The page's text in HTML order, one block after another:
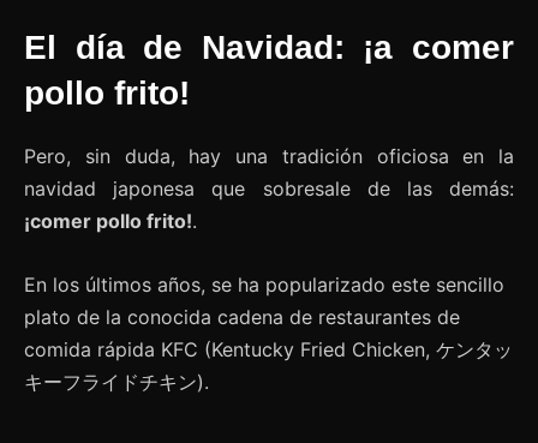
El día de Navidad: ¡a comer
pollo frito!
Pero, sin duda, hay una tradición oficiosa en la
navidad japonesa que sobresale de las demás:
¡comer pollo frito!.
En los últimos años, se ha popularizado este sencillo
plato de la conocida cadena de restaurantes de
comida rápida KFC (Kentucky Fried Chicken, ケンタッ
キーフライドチキン).